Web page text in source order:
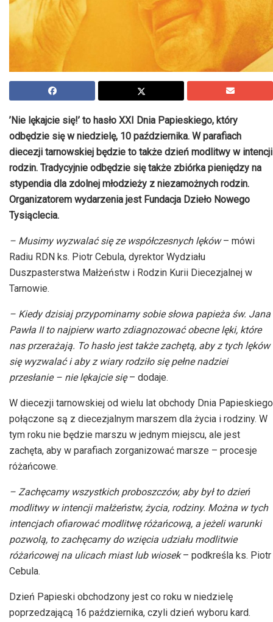
’Nie lękajcie się!’ to hasło XXI Dnia Papieskiego, który
odbędzie się w niedzielę, 10 października. W parafiach
diecezji tarnowskiej będzie to także dzień modlitwy w intencji
rodzin. Tradycyjnie odbędzie się także zbiórka pieniędzy na
stypendia dla zdolnej młodzieży z niezamożnych rodzin.
Organizatorem wydarzenia jest Fundacja Dzieło Nowego
Tysiąclecia.
– Musimy wyzwalać się ze współczesnych lęków– mówi
Radiu RDN ks. Piotr Cebula, dyrektor Wydziału
Duszpasterstwa Małżeństw i Rodzin Kurii Diecezjalnej w
Tarnowie.
– Kiedy dzisiaj przypominamy sobie słowa papieża św. Jana
Pawła II to najpierw warto zdiagnozować obecne lęki, które
nas przerażają. To hasło jest także zachętą, aby z tych lęków
się wyzwalać i aby z wiary rodziło się pełne nadziei
przesłanie – nie lękajcie się– dodaje.
W diecezji tarnowskiej od wielu lat obchody Dnia Papieskiego
połączone są z diecezjalnym marszem dla życia i rodziny. W
tym roku nie będzie marszu w jednym miejscu, ale jest
zachęta, aby w parafiach zorganizować marsze – procesje
różańcowe.
– Zachęcamy wszystkich proboszczów, aby był to dzień
modlitwy w intencji małżeństw, życia, rodziny. Można w tych
intencjach ofiarować modlitwę różańcową, a jeżeli warunki
pozwolą, to zachęcamy do wzięcia udziału modlitwie
różańcowej na ulicach miast lub wiosek– podkreśla ks. Piotr
Cebula.
Dzień Papieski obchodzony jest co roku w niedzielę
poprzedzającą 16 października, czyli dzień wyboru kard.